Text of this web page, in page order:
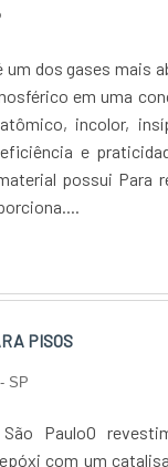
um dos gases mais
em uma
incolor,
e
possui Para
PISOS
SP
PauloO
com um